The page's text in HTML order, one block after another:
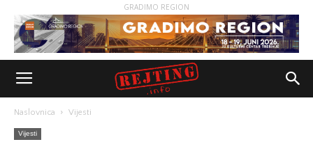
GRADIMO REGION
Naslovnica Vijesti
Vijesti